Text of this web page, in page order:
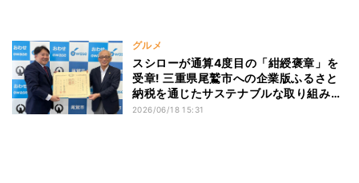
グルメ
スシローが通算4度目の「紺綬褒章」を
受章! 三重県尾鷲市への企業版ふるさと
納税を通じたサステナブルな取り組みが
評価
2026/06/18 15:31